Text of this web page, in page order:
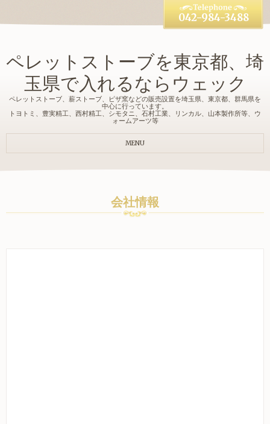
ペレットストーブを東京都、埼
玉県で入れるならウェック
ペレットストーブ、薪ストーブ、ピザ窯などの販売設置を埼玉県、東京都、群馬県を
中心に行っています。
トヨトミ、豊実精工、西村精工、シモタニ、石村工業、リンカル、山本製作所等、ウ
ォームアーツ等
042-984-3488
MENU
会社情報